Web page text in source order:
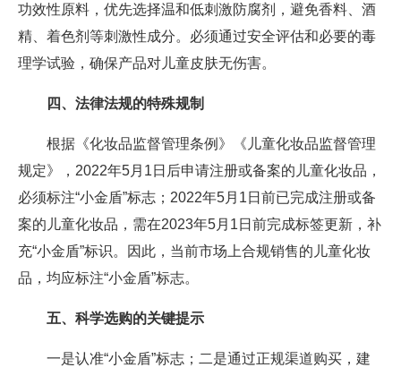
功效性原料，优先选择温和低刺激防腐剂，避免香料、酒
精、着色剂等刺激性成分。必须通过安全评估和必要的毒
理学试验，确保产品对儿童皮肤无伤害。
四、法律法规的特殊规制
根据《化妆品监督管理条例》《儿童化妆品监督管理
规定》，2022年5月1日后申请注册或备案的儿童化妆品，
必须标注“小金盾”标志；2022年5月1日前已完成注册或备
案的儿童化妆品，需在2023年5月1日前完成标签更新，补
充“小金盾”标识。因此，当前市场上合规销售的儿童化妆
品，均应标注“小金盾”标志。
五、科学选购的关键提示
一是认准“小金盾”标志；二是通过正规渠道购买，建